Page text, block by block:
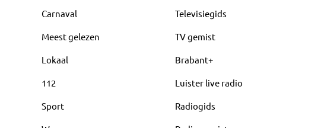
Carnaval
Meest gelezen
Lokaal
112
Sport
Televisiegids
TV gemist
Brabant+
Luister live radio
Radiogids